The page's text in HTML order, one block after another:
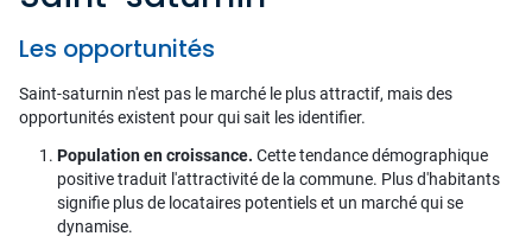
Les opportunités
Saint-saturnin n'est pas le marché le plus attractif, mais des
opportunités existent pour qui sait les identifier.
Population en croissance. Cette tendance démographique
positive traduit l'attractivité de la commune. Plus d'habitants
signifie plus de locataires potentiels et un marché qui se
dynamise.